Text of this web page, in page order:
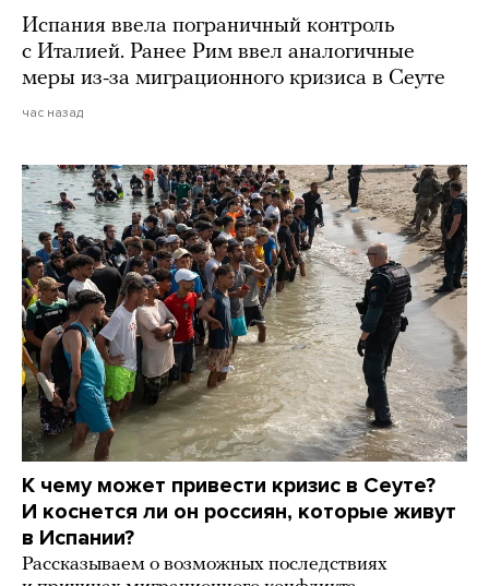
Испания ввела пограничный контроль
с Италией. Ранее Рим ввел аналогичные
меры из-за миграционного кризиса в Сеуте
час назад
К чему может привести кризис в Сеуте?
И коснется ли он россиян, которые живут
в Испании?
Рассказываем о возможных последствиях